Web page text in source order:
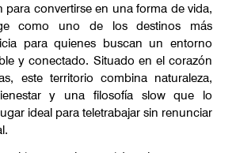
para convertirse en una forma de vida,
como uno de los destinos más
para quienes buscan un entorno
y conectado. Situado en el corazón
este territorio combina naturaleza,
y una filosofía slow que lo
ideal para teletrabajar sin renunciar